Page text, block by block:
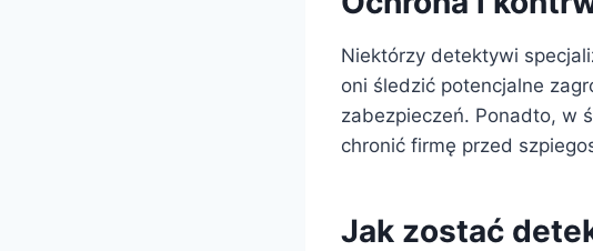
Niektórzy detektywi
oni śledzić potencjalne
zabezpieczeń. Ponadto, w
chronić firmę przed
Jak zostać